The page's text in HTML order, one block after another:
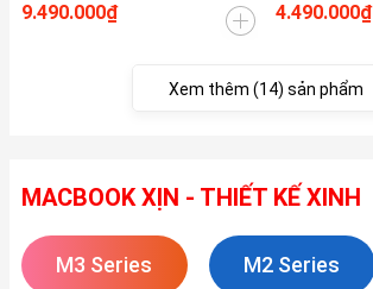
9.490.000₫ 4.490.000₫
Xem thêm (14) sản phẩm
MACBOOK XỊN - THIẾT KẾ XINH
M3 Series M2 Series